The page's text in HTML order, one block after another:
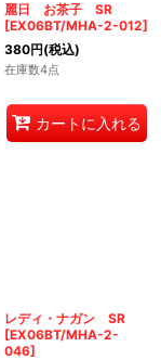
麗日 お茶子 SR
[EX06BT/MHA-2-012]
380円(税込)
在庫数4点
カートに入れる
レディ・ナガン SR
[EX06BT/MHA-2-
046]